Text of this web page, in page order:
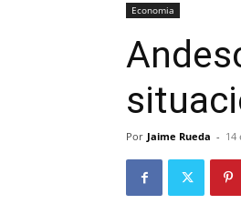
Economia
Por Jaime Rueda - 14